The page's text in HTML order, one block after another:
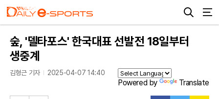
숲, '델타포스' 한국대표 선발전 18일부터
생중계
김형근 기자 2025-04-07 14:40
Powered by Translate